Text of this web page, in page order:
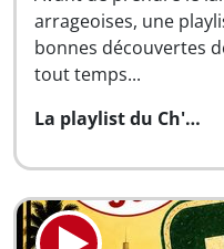
arrageoises, une
bonnes découvertes
tout temps...
La playlist du Ch'…